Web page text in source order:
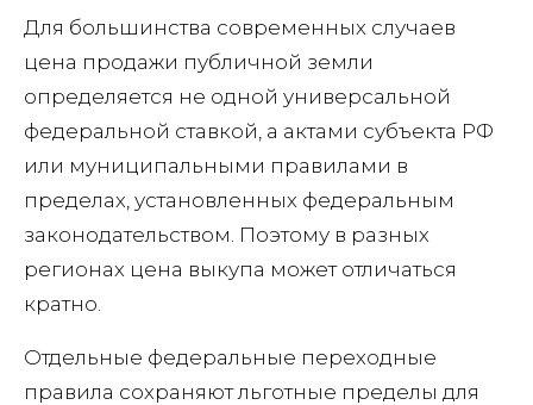
Для большинства современных случаев
цена продажи публичной земли
определяется не одной универсальной
федеральной ставкой, а актами субъекта РФ
или муниципальными правилами в
пределах, установленных федеральным
законодательством. Поэтому в разных
регионах цена выкупа может отличаться
кратно.
Отдельные федеральные переходные
правила сохраняют льготные пределы для